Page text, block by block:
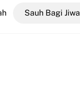
Sauh Bagi Jiwa